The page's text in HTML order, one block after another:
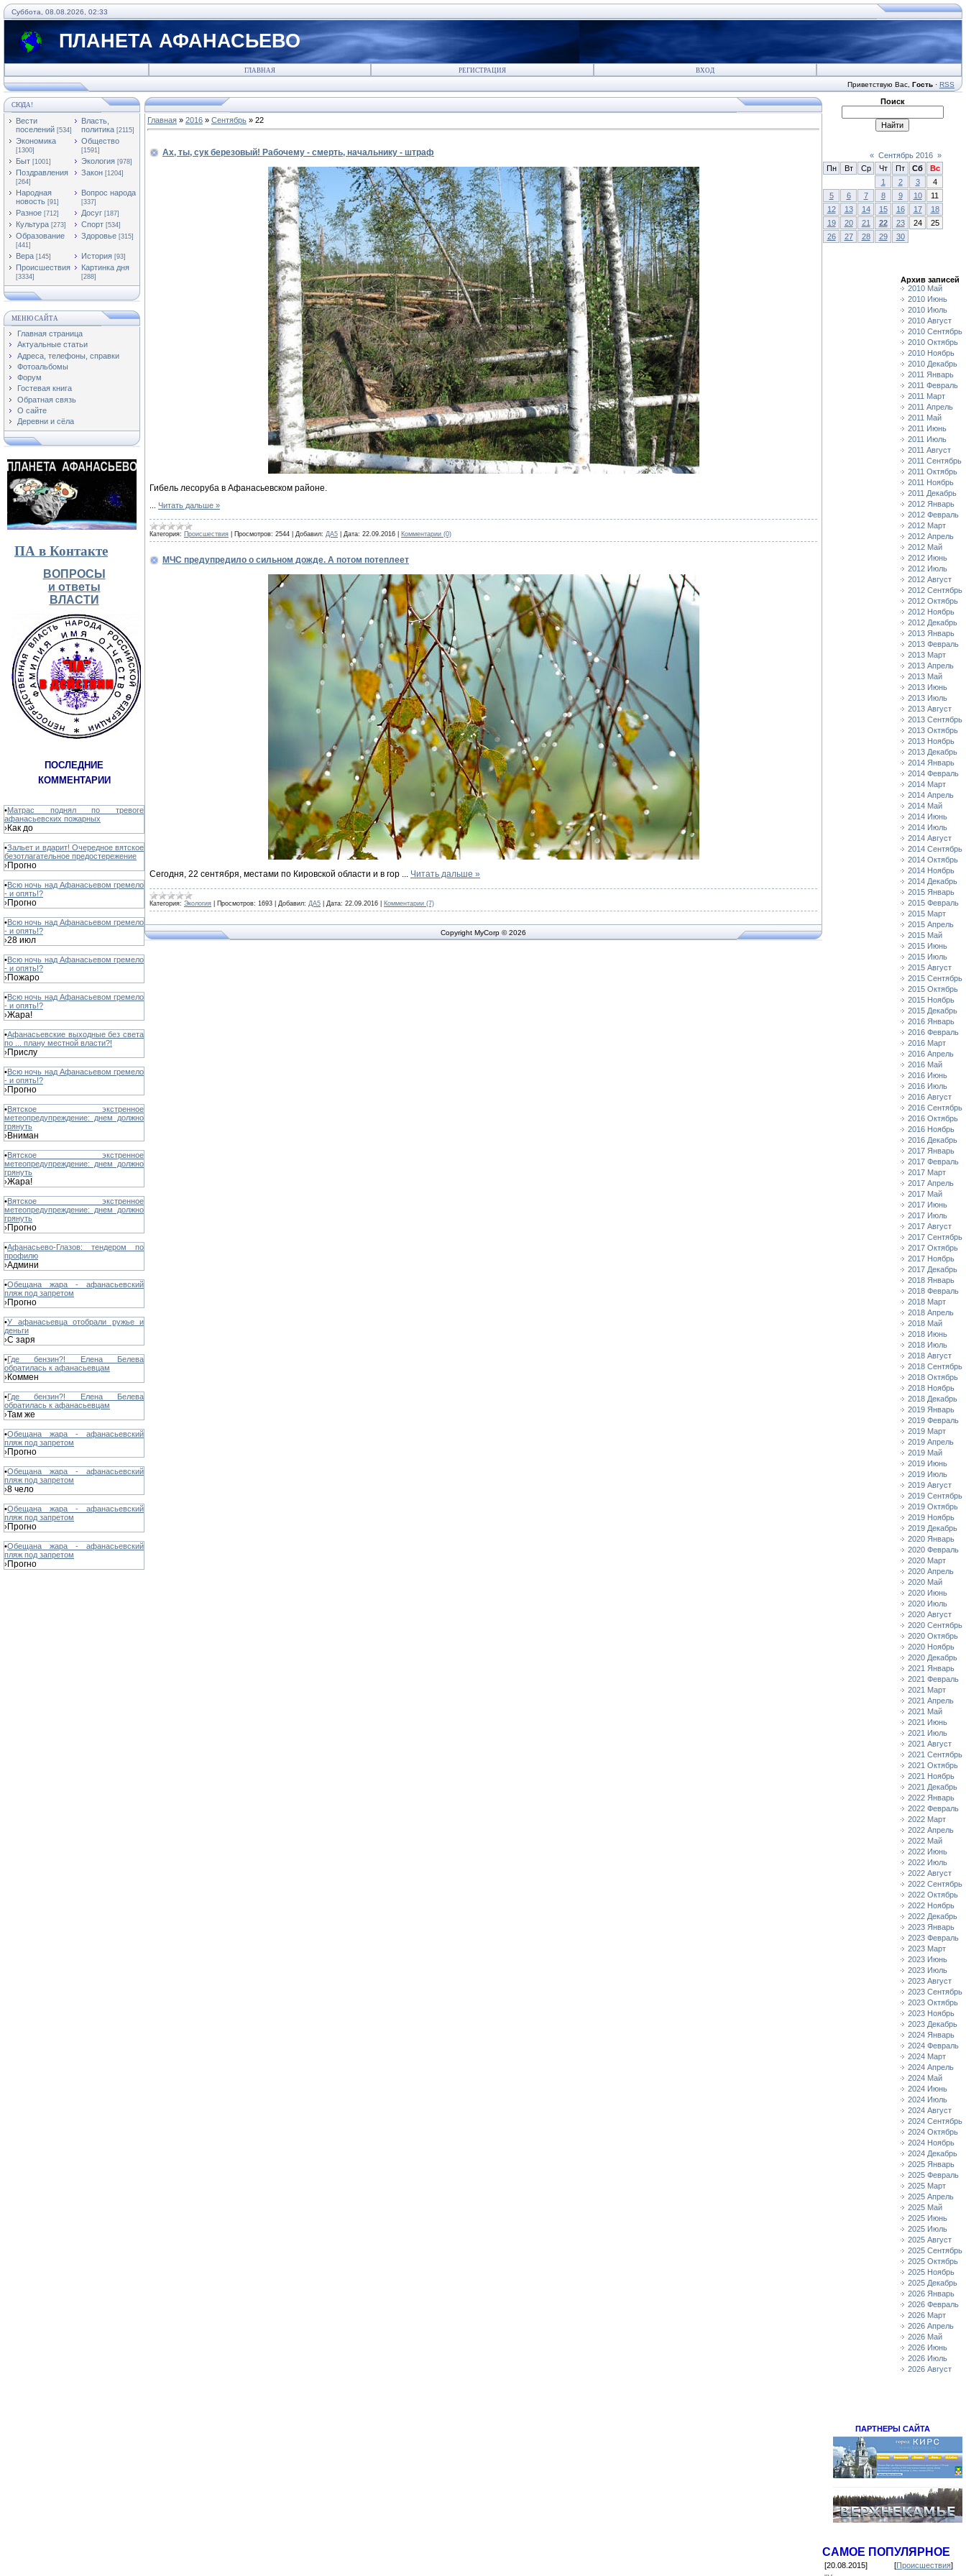
Суббота, 08.08.2026, 02:33
ПЛАНЕТА АФАНАСЬЕВО
ГЛАВНАЯ РЕГИСТРАЦИЯ ВХОД
Приветствую Вас Гость · RSS
СЮДА!
Вести
поселений [534]
Власть,
политика [2115]
Экономика
[1300]
Общество
[1591]
Быт [1001] Экология [978]
Поздравления
[264]
Закон [1204]
Народная
новость [91]
Вопрос народа
[337]
Разное [712] Досуг [187]
Культура [273] Спорт [534]
Образование
[441]
Здоровье [315]
Вера [145] История [93]
Происшествия
[3334]
Картинка дня
[288]
МЕНЮ САЙТА
Главная страница
Актуальные статьи
Адреса, телефоны, справки
Фотоальбомы
Форум
Гостевая книга
Обратная связь
О сайте
Деревни и сёла
ПА в Контакте
ВОПРОСЫ
и ответы
ВЛАСТИ
ПОСЛЕДНИЕ
КОММЕНТАРИИ
•Матрас поднял по тревоге
афанасьевских пожарных
›Как до
•Зальет и вдарит! Очередное вятское
безотлагательное предостережение
›Прогно
•Всю ночь над Афанасьевом гремело
- и опять!?
›Прогно
•Всю ночь над Афанасьевом гремело
- и опять!?
›28 июл
•Всю ночь над Афанасьевом гремело
- и опять!?
›Пожаро
•Всю ночь над Афанасьевом гремело
- и опять!?
›Жара!
•Афанасьевские выходные без света
по ... плану местной власти?!
›Прислу
•Всю ночь над Афанасьевом гремело
- и опять!?
›Прогно
•Вятское экстренное
метеопредупреждение: днем должно
грянуть
›Вниман
•Вятское экстренное
метеопредупреждение: днем должно
грянуть
›Жара!
•Вятское экстренное
метеопредупреждение: днем должно
грянуть
›Прогно
•Афанасьево-Глазов: тендером по
профилю
›Админи
•Обещана жара - афанасьевский
пляж под запретом
›Прогно
•У афанасьевца отобрали ружье и
деньги
›С заря
•Где бензин?! Елена Белева
обратилась к афанасьевцам
›Коммен
•Где бензин?! Елена Белева
обратилась к афанасьевцам
›Там же
•Обещана жара - афанасьевский
пляж под запретом
›Прогно
•Обещана жара - афанасьевский
пляж под запретом
›8 чело
•Обещана жара - афанасьевский
пляж под запретом
›Прогно
•Обещана жара - афанасьевский
пляж под запретом
›Прогно
Главная » 2016 » Сентябрь » 22
Ах, ты, сук березовый! Рабочему - смерть, начальнику - штраф
Гибель лесоруба в Афанасьевском районе.
Читать дальше »
Категория: Происшествия Просмотров: 2544 Добавил: ДА5 Дата: 22.09.2016 Комментарии (0)
МЧС предупредило о сильном дожде. А потом потеплеет
Сегодня, 22 сентября, местами по Кировской области и в гор Читать дальше »
Категория: Экология Просмотров: 1693 Добавил: ДА5 Дата: 22.09.2016 Комментарии (7)
Copyright MyCorp © 2026
Поиск
« Сентябрь 2016 »
Пн
Вт Ср Чт Пт Сб
Вс
1
2 3
4
5
6 7 8 9 10
11
12
13 14 15 16 17
18
19
20 21 22 23 24
25
26
27 28 29 30
Архив записей
2010 Май
2010 Июнь
2010 Июль
2010 Август
2010 Сентябрь
2010 Октябрь
2010 Ноябрь
2010 Декабрь
2011 Январь
2011 Февраль
2011 Март
2011 Апрель
2011 Май
2011 Июнь
2011 Июль
2011 Август
2011 Сентябрь
2011 Октябрь
2011 Ноябрь
2011 Декабрь
2012 Январь
2012 Февраль
2012 Март
2012 Апрель
2012 Май
2012 Июнь
2012 Июль
2012 Август
2012 Сентябрь
2012 Октябрь
2012 Ноябрь
2012 Декабрь
2013 Январь
2013 Февраль
2013 Март
2013 Апрель
2013 Май
2013 Июнь
2013 Июль
2013 Август
2013 Сентябрь
2013 Октябрь
2013 Ноябрь
2013 Декабрь
2014 Январь
2014 Февраль
2014 Март
2014 Апрель
2014 Май
2014 Июнь
2014 Июль
2014 Август
2014 Сентябрь
2014 Октябрь
2014 Ноябрь
2014 Декабрь
2015 Январь
2015 Февраль
2015 Март
2015 Апрель
2015 Май
2015 Июнь
2015 Июль
2015 Август
2015 Сентябрь
2015 Октябрь
2015 Ноябрь
2015 Декабрь
2016 Январь
2016 Февраль
2016 Март
2016 Апрель
2016 Май
2016 Июнь
2016 Июль
2016 Август
2016 Сентябрь
2016 Октябрь
2016 Ноябрь
2016 Декабрь
2017 Январь
2017 Февраль
2017 Март
2017 Апрель
2017 Май
2017 Июнь
2017 Июль
2017 Август
2017 Сентябрь
2017 Октябрь
2017 Ноябрь
2017 Декабрь
2018 Январь
2018 Февраль
2018 Март
2018 Апрель
2018 Май
2018 Июнь
2018 Июль
2018 Август
2018 Сентябрь
2018 Октябрь
2018 Ноябрь
2018 Декабрь
2019 Январь
2019 Февраль
2019 Март
2019 Апрель
2019 Май
2019 Июнь
2019 Июль
2019 Август
2019 Сентябрь
2019 Октябрь
2019 Ноябрь
2019 Декабрь
2020 Январь
2020 Февраль
2020 Март
2020 Апрель
2020 Май
2020 Июнь
2020 Июль
2020 Август
2020 Сентябрь
2020 Октябрь
2020 Ноябрь
2020 Декабрь
2021 Январь
2021 Февраль
2021 Март
2021 Апрель
2021 Май
2021 Июнь
2021 Июль
2021 Август
2021 Сентябрь
2021 Октябрь
2021 Ноябрь
2021 Декабрь
2022 Январь
2022 Февраль
2022 Март
2022 Апрель
2022 Май
2022 Июнь
2022 Июль
2022 Август
2022 Сентябрь
2022 Октябрь
2022 Ноябрь
2022 Декабрь
2023 Январь
2023 Февраль
2023 Март
2023 Июнь
2023 Июль
2023 Август
2023 Сентябрь
2023 Октябрь
2023 Ноябрь
2023 Декабрь
2024 Январь
2024 Февраль
2024 Март
2024 Апрель
2024 Май
2024 Июнь
2024 Июль
2024 Август
2024 Сентябрь
2024 Октябрь
2024 Ноябрь
2024 Декабрь
2025 Январь
2025 Февраль
2025 Март
2025 Апрель
2025 Май
2025 Июнь
2025 Июль
2025 Август
2025 Сентябрь
2025 Октябрь
2025 Ноябрь
2025 Декабрь
2026 Январь
2026 Февраль
2026 Март
2026 Апрель
2026 Май
2026 Июнь
2026 Июль
2026 Август
ПАРТНЕРЫ САЙТА
САМОЕ ПОПУЛЯРНОЕ
[20.08.2015] [Происшествия]